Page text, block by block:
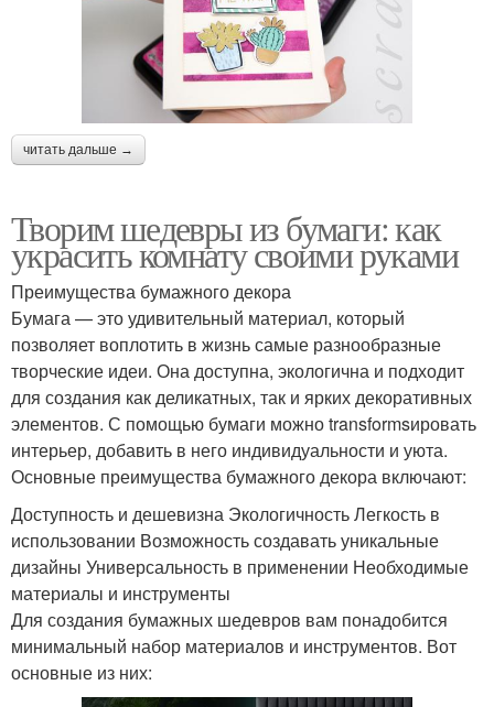
читать дальше →
Творим шедевры из бумаги: как
украсить комнату своими руками
Преимущества бумажного декора
Бумага — это удивительный материал, который
позволяет воплотить в жизнь самые разнообразные
творческие идеи. Она доступна, экологична и подходит
для создания как деликатных, так и ярких декоративных
элементов. С помощью бумаги можно transformsировать
интерьер, добавить в него индивидуальности и уюта.
Основные преимущества бумажного декора включают:
Доступность и дешевизна Экологичность Легкость в
использовании Возможность создавать уникальные
дизайны Универсальность в применении Необходимые
материалы и инструменты
Для создания бумажных шедевров вам понадобится
минимальный набор материалов и инструментов. Вот
основные из них: